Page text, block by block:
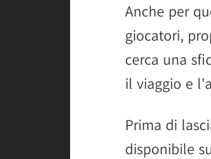
Anche per
giocatori,
cerca una
il viaggio e
Prima di
disponibile